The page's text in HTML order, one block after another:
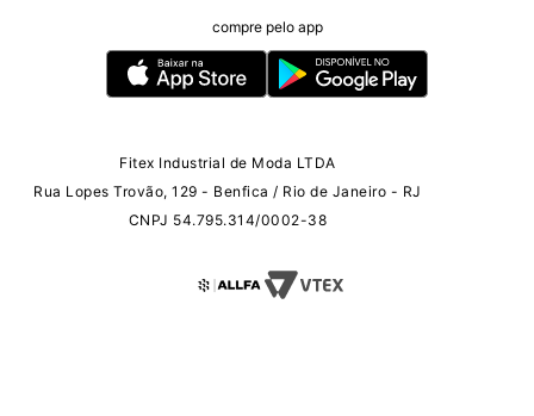
compre pelo app
Fitex Industrial de Moda LTDA
Rua Lopes Trovão, 129 - Benfica / Rio de Janeiro - RJ
CNPJ 54.795.314/0002-38